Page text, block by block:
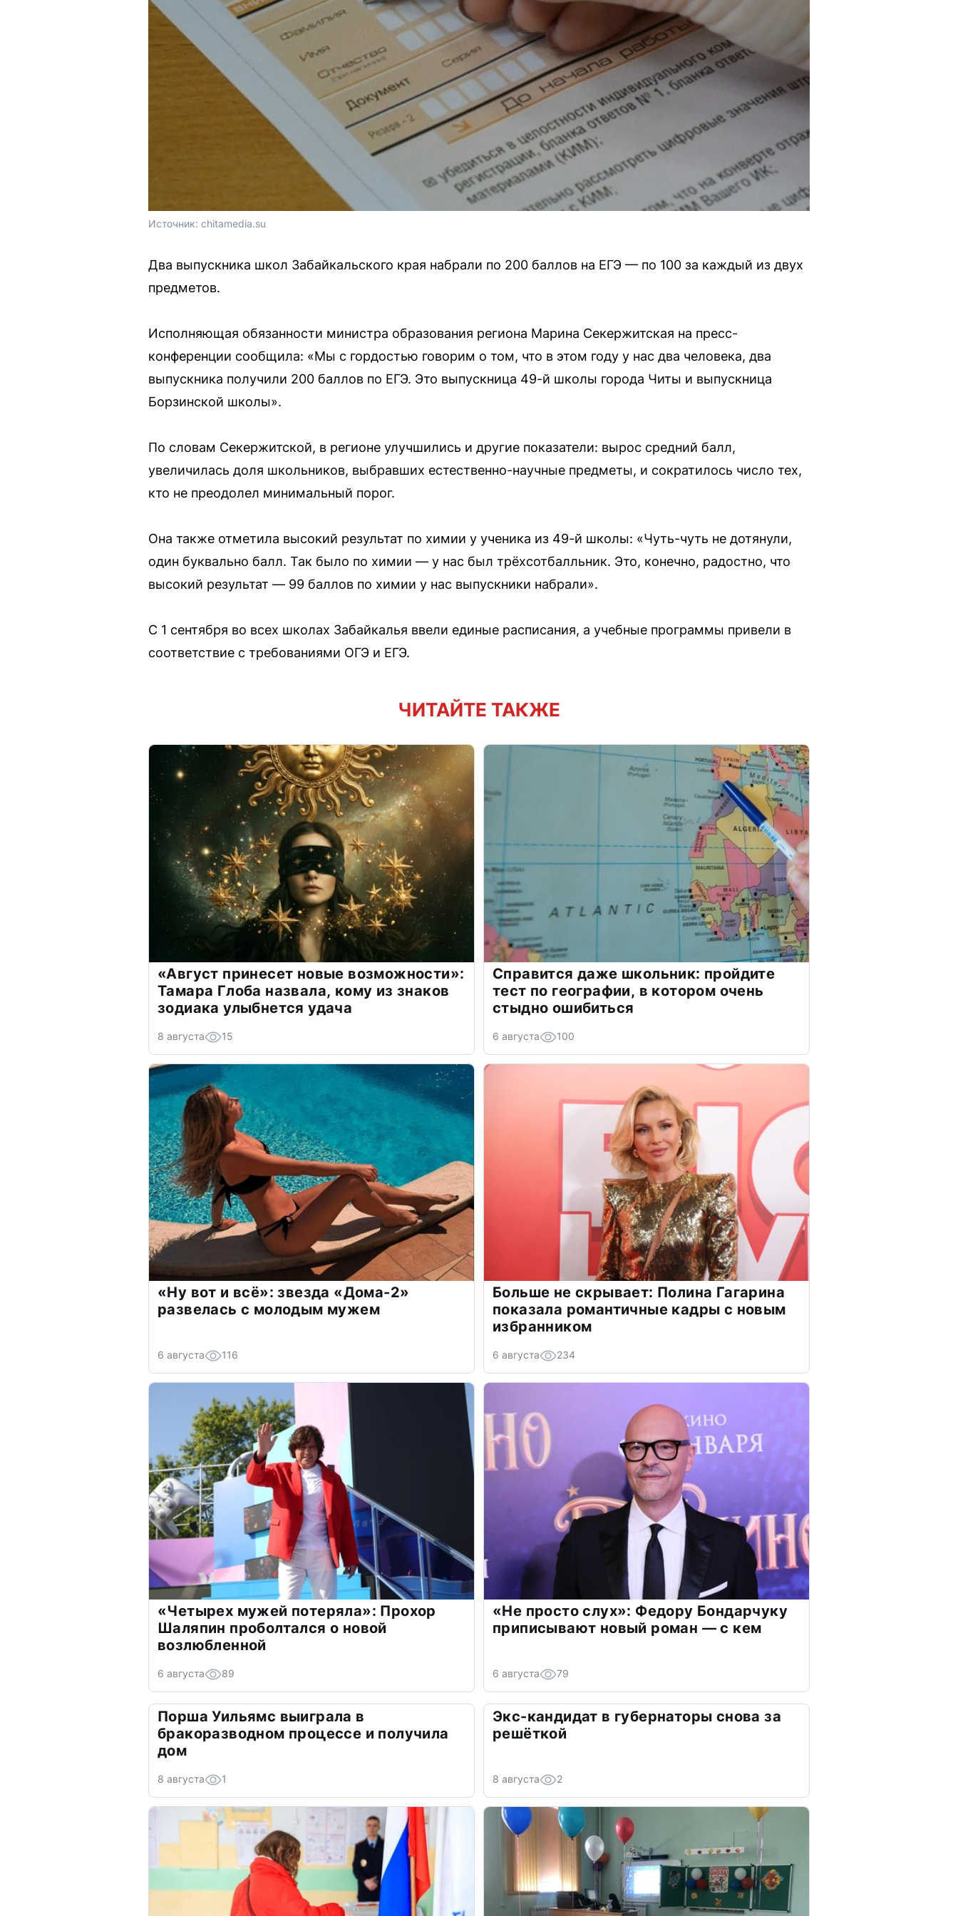
Источник: chitamedia.su
Два выпускника школ Забайкальского края набрали по 200 баллов на ЕГЭ — по 100 за каждый из двух
предметов.
Исполняющая обязанности министра образования региона Марина Секержитская на пресс-
конференции сообщила: «Мы с гордостью говорим о том, что в этом году у нас два человека, два
выпускника получили 200 баллов по ЕГЭ. Это выпускница 49-й школы города Читы и выпускница
Борзинской школы».
По словам Секержитской, в регионе улучшились и другие показатели: вырос средний балл,
увеличилась доля школьников, выбравших естественно-научные предметы, и сократилось число тех,
кто не преодолел минимальный порог.
Она также отметила высокий результат по химии у ученика из 49-й школы: «Чуть-чуть не дотянули,
один буквально балл. Так было по химии — у нас был трёхсотбалльник. Это, конечно, радостно, что
высокий результат — 99 баллов по химии у нас выпускники набрали».
С 1 сентября во всех школах Забайкалья ввели единые расписания, а учебные программы привели в
соответствие с требованиями ОГЭ и ЕГЭ.
ЧИТАЙТЕ ТАКЖЕ
«Август принесет новые возможности»:
Тамара Глоба назвала, кому из знаков
зодиака улыбнется удача
8 августа 15
Справится даже школьник: пройдите
тест по географии, в котором очень
стыдно ошибиться
6 августа 100
«Ну вот и всё»: звезда «Дома-2»
развелась с молодым мужем
6 августа 116
Больше не скрывает: Полина Гагарина
показала романтичные кадры с новым
избранником
6 августа 234
«Четырех мужей потеряла»: Прохор
Шаляпин проболтался о новой
возлюбленной
6 августа 89
«Не просто слух»: Федору Бондарчуку
приписывают новый роман — с кем
6 августа 79
Порша Уильямс выиграла в
бракоразводном процессе и получила
дом
8 августа 1
Экс-кандидат в губернаторы снова за
решёткой
8 августа 2